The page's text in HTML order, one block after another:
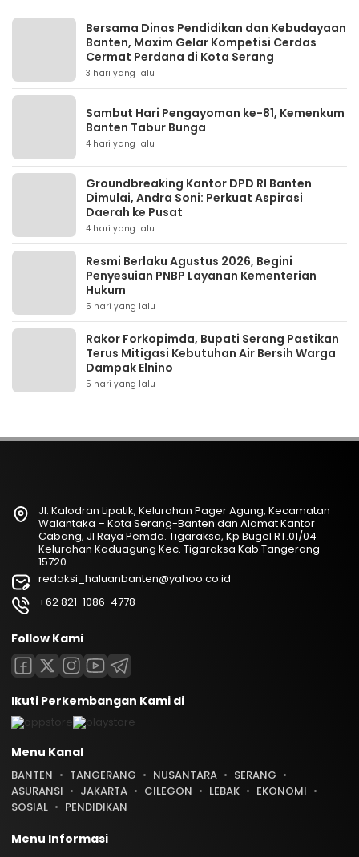
Bersama Dinas Pendidikan dan Kebudayaan
Banten, Maxim Gelar Kompetisi Cerdas
Cermat Perdana di Kota Serang
3 hari yang lalu
Sambut Hari Pengayoman ke-81, Kemenkum
Banten Tabur Bunga
4 hari yang lalu
Groundbreaking Kantor DPD RI Banten
Dimulai, Andra Soni: Perkuat Aspirasi
Daerah ke Pusat
4 hari yang lalu
Resmi Berlaku Agustus 2026, Begini
Penyesuian PNBP Layanan Kementerian
Hukum
5 hari yang lalu
Rakor Forkopimda, Bupati Serang Pastikan
Terus Mitigasi Kebutuhan Air Bersih Warga
Dampak Elnino
5 hari yang lalu
Jl. Kalodran Lipatik, Kelurahan Pager Agung, Kecamatan
Walantaka – Kota Serang-Banten dan Alamat Kantor
Cabang, Jl Raya Pemda. Tigaraksa, Kp Bugel RT.01/04
Kelurahan Kaduagung Kec. Tigaraksa Kab.Tangerang
15720
redaksi_haluanbanten@yahoo.co.id
+62 821-1086-4778
Follow Kami
Ikuti Perkembangan Kami di
Menu Kanal
BANTEN TANGERANG NUSANTARA
SERANG
ASURANSI
JAKARTA CILEGON LEBAK
EKONOMI
SOSIAL
PENDIDIKAN
Menu Informasi